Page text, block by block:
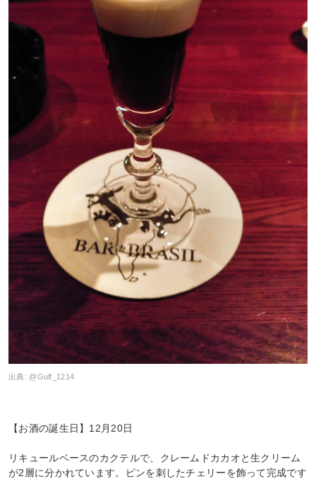
出典: @Gulf_1214
【お酒の誕生日】12月20日
リキュールベースのカクテルで、クレームドカカオと生クリーム
が2層に分かれています。ピンを刺したチェリーを飾って完成です